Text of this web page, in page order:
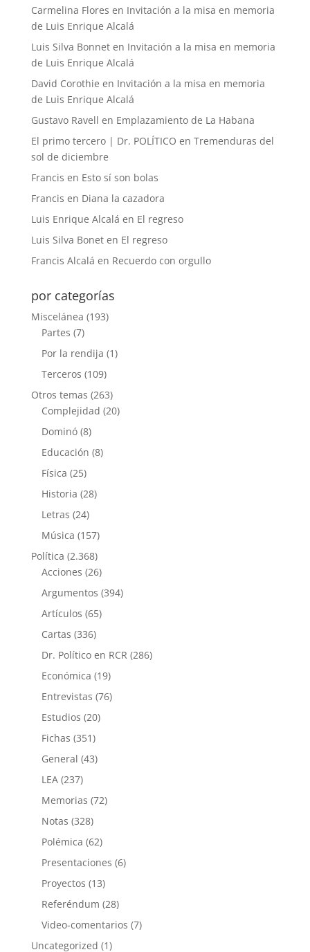
Carmelina Flores en Invitación a la misa en memoria
de Luis Enrique Alcalá
Luis Silva Bonneten Invitación a la misa en memoria
de Luis Enrique Alcalá
David Corothie en Invitación a la misa en memoria
de Luis Enrique Alcalá
Gustavo Ravell en Emplazamiento de La Habana
El primo tercero | Dr. POLÍTICO en Tremenduras del
sol de diciembre
Francis en Esto sí son bolas
Francis en Diana la cazadora
Luis Enrique Alcalá en El regreso
Luis Silva Boneten El regreso
Francis Alcalá en Recuerdo con orgullo
por categorías
Miscelánea (193)
Partes (7)
Por la rendija (1)
Terceros (109)
Otros temas (263)
Complejidad (20)
Dominó(8)
Educación (8)
Física (25)
Historia (28)
Letras (24)
Música (157)
Política (2.368)
Acciones (26)
Argumentos (394)
Artículos (65)
Cartas (336)
Dr. Político en RCR (286)
Económica (19)
Entrevistas (76)
Estudios (20)
Fichas (351)
General (43)
LEA(237)
Memorias (72)
Notas (328)
Polémica (62)
Presentaciones (6)
Proyectos (13)
Referéndum (28)
Video-comentarios (7)
Uncategorized (1)